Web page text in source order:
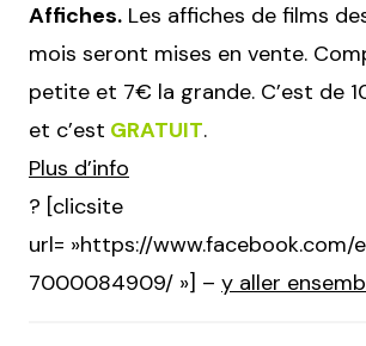
Affiches. Les affiches de films
mois seront mises en vente.
petite et 7€ la grande. C’est de
et c’est GRATUIT.
Plus d’info
? [clicsite
url= »https://www.facebook.com/
7000084909/ »] – y aller